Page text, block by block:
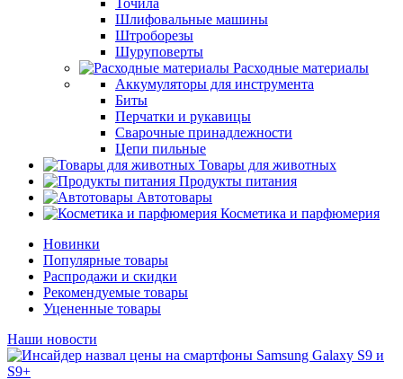
Точила
Шлифовальные машины
Штроборезы
Шуруповерты
Расходные материалы
Аккумуляторы для инструмента
Биты
Перчатки и рукавицы
Сварочные принадлежности
Цепи пильные
Товары для животных
Продукты питания
Автотовары
Косметика и парфюмерия
Новинки
Популярные товары
Распродажи и скидки
Рекомендуемые товары
Уцененные товары
Наши новости